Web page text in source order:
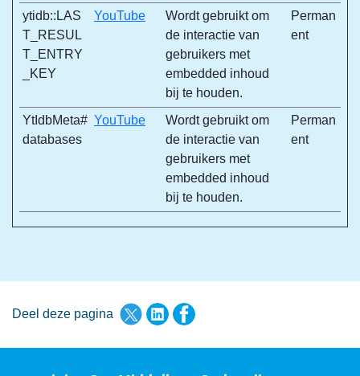
ytidb::LAS
T_RESUL
T_ENTRY
_KEY
YouTube
Wordt gebruikt om
de interactie van
gebruikers met
embedded inhoud
bij te houden.
Perman
ent
YtIdbMeta#
databases
YouTube
Wordt gebruikt om
de interactie van
gebruikers met
embedded inhoud
bij te houden.
Perman
ent
Deel deze pagina Deel deze pagina via Twitter
Deel deze pagina via